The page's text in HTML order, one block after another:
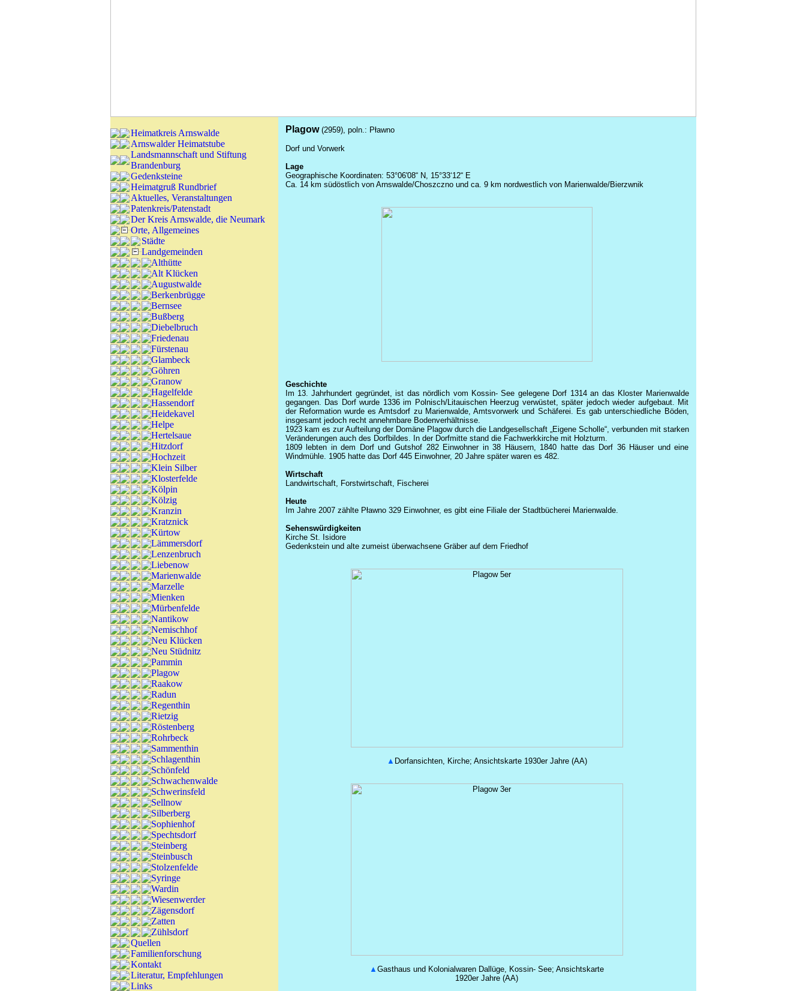
Heimatkreis Arnswalde
Arnswalder Heimatstube
Landsmannschaft und Stiftung
Brandenburg
Gedenksteine
Heimatgruß Rundbrief
Aktuelles, Veranstaltungen
Patenkreis/Patenstadt
Der Kreis Arnswalde, die Neumark
Orte, Allgemeines
Städte
Landgemeinden
Althütte
Alt Klücken
Augustwalde
Berkenbrügge
Bernsee
Bußberg
Diebelbruch
Friedenau
Fürstenau
Glambeck
Göhren
Granow
Hagelfelde
Hassendorf
Heidekavel
Helpe
Hertelsaue
Hitzdorf
Hochzeit
Klein Silber
Klosterfelde
Kölpin
Kölzig
Kranzin
Kratznick
Kürtow
Lämmersdorf
Lenzenbruch
Liebenow
Marienwalde
Marzelle
Mienken
Mürbenfelde
Nantikow
Nemischhof
Neu Klücken
Neu Stüdnitz
Pammin
Plagow
Raakow
Radun
Regenthin
Rietzig
Röstenberg
Rohrbeck
Sammenthin
Schlagenthin
Schönfeld
Schwachenwalde
Schwerinsfeld
Sellnow
Silberberg
Sophienhof
Spechtsdorf
Steinberg
Steinbusch
Stolzenfelde
Syringe
Wardin
Wiesenwerder
Zägensdorf
Zatten
Zühlsdorf
Quellen
Familienforschung
Kontakt
Literatur, Empfehlungen
Links
Plagow(2959), poln.: Pławno
Dorf und Vorwerk
Lage
Geographische Koordinaten: 53°06'08“ N, 15°33‘12“ E
Ca. 14 km südöstlich von Arnswalde/Choszczno und ca. 9 km nordwestlich von Marienwalde/Bierzwnik
Geschichte
Im 13. Jahrhundert gegründet, ist das nördlich vom Kossin- See gelegene Dorf 1314 an das Kloster Marienwalde
gegangen. Das Dorf wurde 1336 im Polnisch/Litauischen Heerzug verwüstet, später jedoch wieder aufgebaut. Mit
der Reformation wurde es Amtsdorf zu Marienwalde, Amtsvorwerk und Schäferei. Es gab unterschiedliche Böden,
insgesamt jedoch recht annehmbare Bodenverhältnisse.
1923 kam es zur Aufteilung der Domäne Plagow durch die Landgesellschaft „Eigene Scholle“, verbunden mit starken
Veränderungen auch des Dorfbildes. In der Dorfmitte stand die Fachwerkkirche mit Holzturm.
1809 lebten in dem Dorf und Gutshof 282 Einwohner in 38 Häusern, 1840 hatte das Dorf 36 Häuser und eine
Windmühle. 1905 hatte das Dorf 445 Einwohner, 20 Jahre später waren es 482.
Wirtschaft
Landwirtschaft, Forstwirtschaft, Fischerei
Heute
Im Jahre 2007 zählte Pławno 329 Einwohner, es gibt eine Filiale der Stadtbücherei Marienwalde.
Sehenswürdigkeiten
Kirche St. Isidore
Gedenkstein und alte zumeist überwachsene Gräber auf dem Friedhof
▲ Dorfansichten, Kirche; Ansichtskarte 1930er Jahre (AA)
▲Gasthaus und Kolonialwaren Dallüge, Kossin- See; Ansichtskarte
1920er Jahre (AA)